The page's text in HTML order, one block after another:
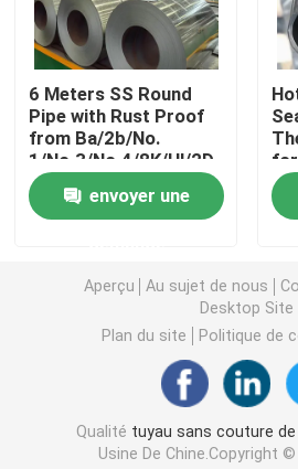
Tuyau rond de solides solubles
Tuyau de solides solubles 304
Tube d'acier inoxydable
bobine d'acier inoxydable
Feuillard d'acier inoxydable
Bande d'acier inoxydable
6 Meters SS Round
Pipe with Rust Proof
from Ba/2b/No.
1/No.3/No.4/8K/Hl/2D
Finish
envoyer une
Aperçu Au sujet de nous
Desktop Site
Plan du site
Politique de
Qualité tuyau sans couture
Usine De Chine.Copyright